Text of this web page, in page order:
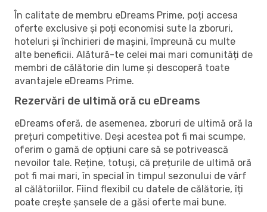
În calitate de membru eDreams Prime, poți accesa
oferte exclusive și poți economisi sute la zboruri,
hoteluri și închirieri de mașini, împreună cu multe
alte beneficii. Alătură-te celei mai mari comunități de
membri de călătorie din lume și descoperă toate
avantajele eDreams Prime.
Rezervări de ultimă oră cu eDreams
eDreams oferă, de asemenea, zboruri de ultimă oră la
prețuri competitive. Deși acestea pot fi mai scumpe,
oferim o gamă de opțiuni care să se potrivească
nevoilor tale. Reține, totuși, că prețurile de ultimă oră
pot fi mai mari, în special în timpul sezonului de vârf
al călătoriilor. Fiind flexibil cu datele de călătorie, îți
poate crește șansele de a găsi oferte mai bune.